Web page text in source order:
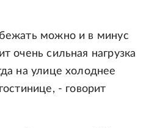
можно и в минус
очень сильная нагрузка
на улице холоднее
- говорит